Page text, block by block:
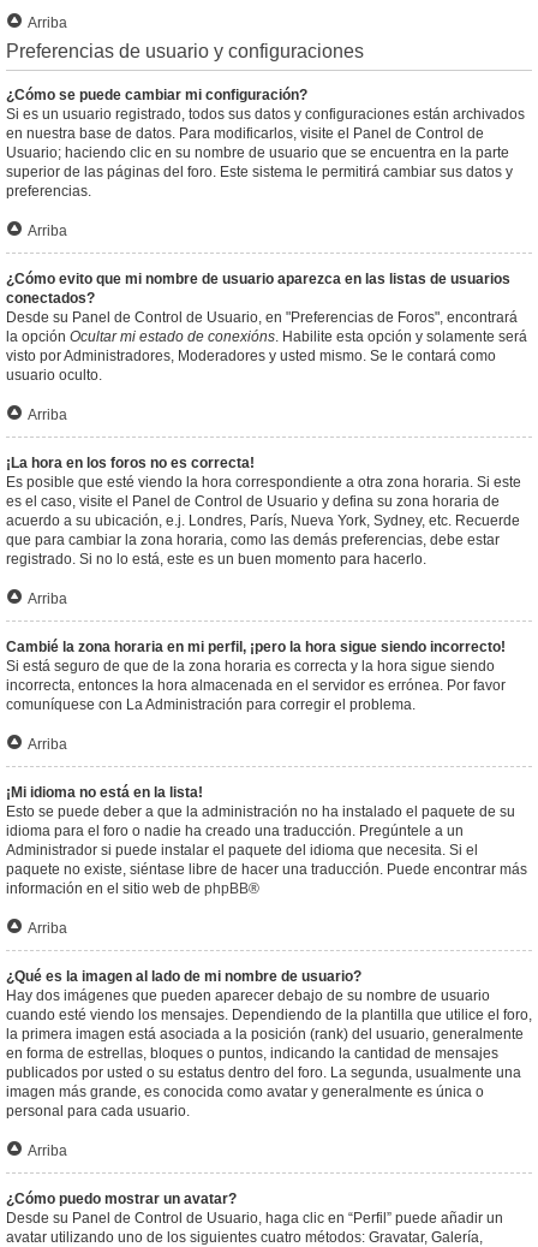
Arriba
Preferencias de usuario y configuraciones
¿Cómo se puede cambiar mi configuración?
Si es un usuario registrado, todos sus datos y configuraciones están archivados
en nuestra base de datos. Para modificarlos, visite el Panel de Control de
Usuario; haciendo clic en su nombre de usuario que se encuentra en la parte
superior de las páginas del foro. Este sistema le permitirá cambiar sus datos y
preferencias.
Arriba
¿Cómo evito que mi nombre de usuario aparezca en las listas de usuarios
conectados?
Desde su Panel de Control de Usuario, en "Preferencias de Foros", encontrará
la opción Ocultar mi estado de conexións. Habilite esta opción y solamente será
visto por Administradores, Moderadores y usted mismo. Se le contará como
usuario oculto.
Arriba
¡La hora en los foros no es correcta!
Es posible que esté viendo la hora correspondiente a otra zona horaria. Si este
es el caso, visite el Panel de Control de Usuario y defina su zona horaria de
acuerdo a su ubicación, e.j. Londres, París, Nueva York, Sydney, etc. Recuerde
que para cambiar la zona horaria, como las demás preferencias, debe estar
registrado. Si no lo está, este es un buen momento para hacerlo.
Arriba
Cambié la zona horaria en mi perfil, ¡pero la hora sigue siendo incorrecto!
Si está seguro de que de la zona horaria es correcta y la hora sigue siendo
incorrecta, entonces la hora almacenada en el servidor es errónea. Por favor
comuníquese con La Administración para corregir el problema.
Arriba
¡Mi idioma no está en la lista!
Esto se puede deber a que la administración no ha instalado el paquete de su
idioma para el foro o nadie ha creado una traducción. Pregúntele a un
Administrador si puede instalar el paquete del idioma que necesita. Si el
paquete no existe, siéntase libre de hacer una traducción. Puede encontrar más
información en el sitio web de phpBB®
Arriba
¿Qué es la imagen al lado de mi nombre de usuario?
Hay dos imágenes que pueden aparecer debajo de su nombre de usuario
cuando esté viendo los mensajes. Dependiendo de la plantilla que utilice el foro,
la primera imagen está asociada a la posición (rank) del usuario, generalmente
en forma de estrellas, bloques o puntos, indicando la cantidad de mensajes
publicados por usted o su estatus dentro del foro. La segunda, usualmente una
imagen más grande, es conocida como avatar y generalmente es única o
personal para cada usuario.
Arriba
¿Cómo puedo mostrar un avatar?
Desde su Panel de Control de Usuario, haga clic en “Perfil” puede añadir un
avatar utilizando uno de los siguientes cuatro métodos: Gravatar, Galería,